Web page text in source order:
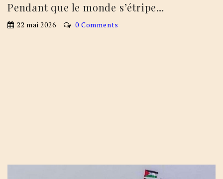
Pendant que le monde s’étripe…
22 mai 2026 0 Comments